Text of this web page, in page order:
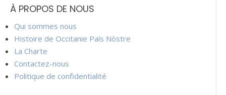
À PROPOS DE NOUS
Qui sommes nous
Histoire de Occitanie País Nòstre
La Charte
Contactez-nous
Politique de confidentialité